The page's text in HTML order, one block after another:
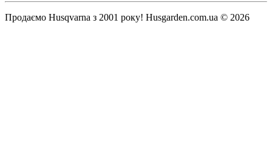
Продаємо Нusqvarna з 2001 року! Husgarden.com.ua © 2026